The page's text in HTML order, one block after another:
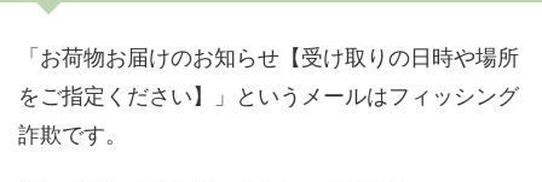
「お荷物お届けのお知らせ【受け取りの日時や場所
をご指定ください】」というメールはフィッシング
詐欺です。